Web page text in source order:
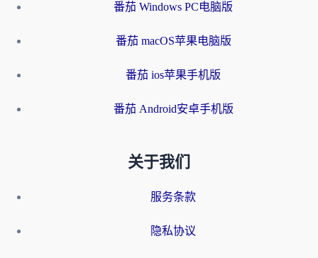
番茄 Windows PC电脑版
番茄 macOS苹果电脑版
番茄 ios苹果手机版
番茄 Android安卓手机版
关于我们
服务条款
隐私协议